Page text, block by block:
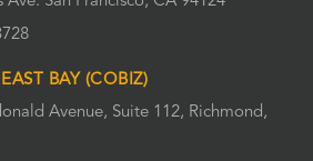
BAY (COBIZ)
Avenue, Suite 112, Richmond,